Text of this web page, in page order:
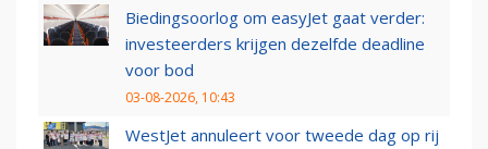
Biedingsoorlog om easyJet gaat verder:
investeerders krijgen dezelfde deadline
voor bod
03-08-2026, 10:43
WestJet annuleert voor tweede dag op rij